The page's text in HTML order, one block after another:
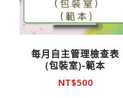
每月自主管理檢查表
(包裝室)-範本
NT$500